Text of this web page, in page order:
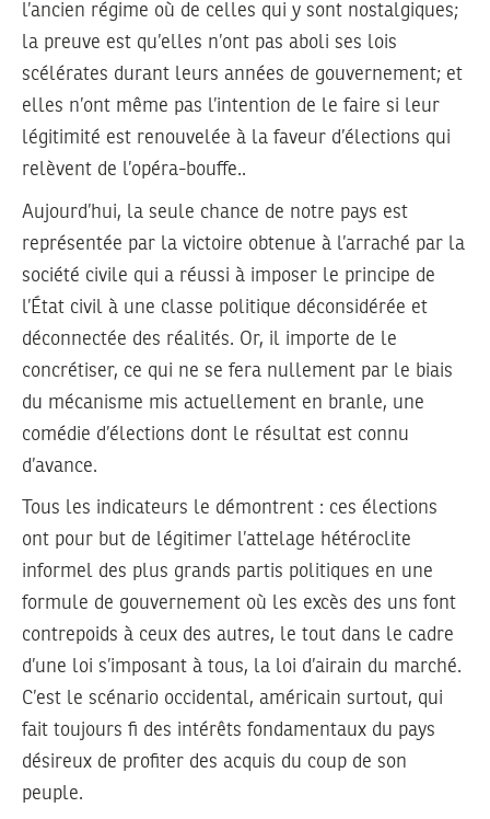
l’ancien régime où de celles qui y sont nostalgiques;
la preuve est qu’elles n’ont pas aboli ses lois
scélérates durant leurs années de gouvernement; et
elles n’ont même pas l’intention de le faire si leur
légitimité est renouvelée à la faveur d’élections qui
relèvent de l’opéra-bouffe..
Aujourd’hui, la seule chance de notre pays est
représentée par la victoire obtenue à l’arraché par la
société civile qui a réussi à imposer le principe de
l’État civil à une classe politique déconsidérée et
déconnectée des réalités. Or, il importe de le
concrétiser, ce qui ne se fera nullement par le biais
du mécanisme mis actuellement en branle, une
comédie d’élections dont le résultat est connu
d’avance.
Tous les indicateurs le démontrent : ces élections
ont pour but de légitimer l’attelage hétéroclite
informel des plus grands partis politiques en une
formule de gouvernement où les excès des uns font
contrepoids à ceux des autres, le tout dans le cadre
d’une loi s’imposant à tous, la loi d’airain du marché.
C’est le scénario occidental, américain surtout, qui
fait toujours fi des intérêts fondamentaux du pays
désireux de profiter des acquis du coup de son
peuple.